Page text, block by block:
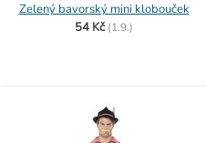
Zelený bavorský mini klobouček
54 Kč (1.9.)